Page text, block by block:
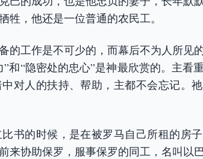
牲，他还是一位普通的农民工。
的工作是不可少的，而幕后不为人所见
和“隐密处的忠心”是神最欣赏的。主看
对人的扶持、帮助，主都不会忘记。
书的时候，是在被罗马自己所租的房
来协助保罗，服事保罗的同工，名叫以